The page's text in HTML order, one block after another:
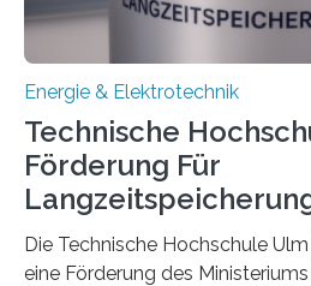
Energie & Elektrotechnik
Technische
Förderung Für
Die Technische Hochschule
eine Förderung des